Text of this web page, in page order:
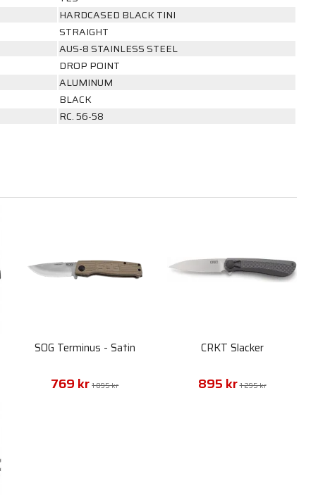
HARDCASED BLACK TINI
STRAIGHT
AUS-8 STAINLESS STEEL
DROP POINT
ALUMINUM
BLACK
RC. 56-58
SOG Terminus - Satin
769 kr 1 095 kr
CRKT Slacker
895 kr 1 295 kr